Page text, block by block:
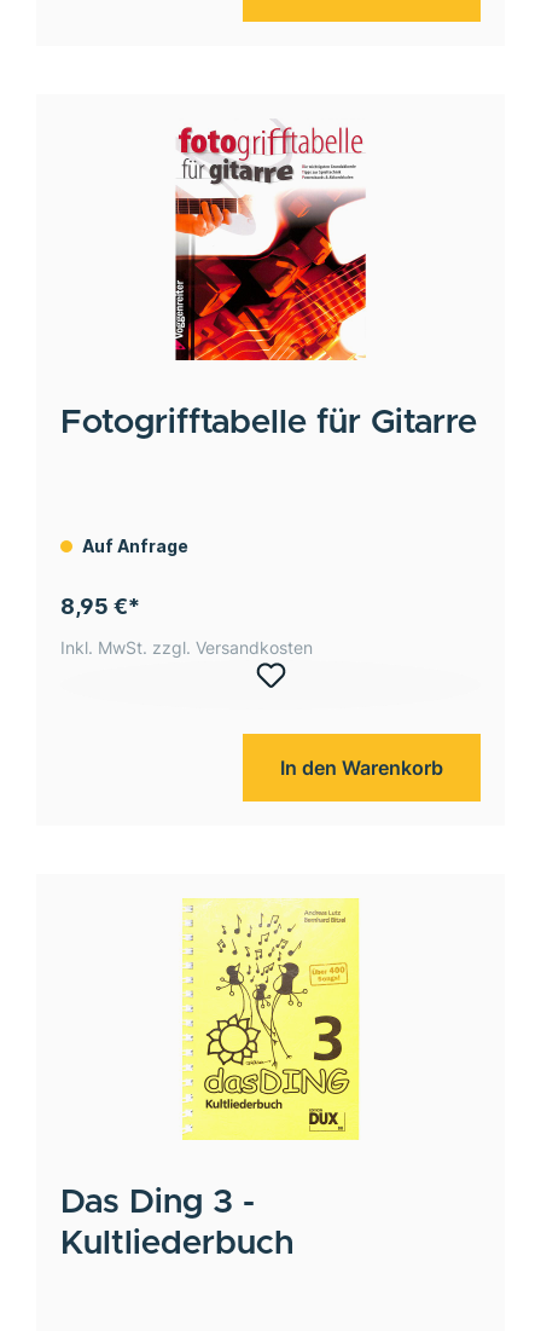
Fotogrifftabelle für Gitarre
Auf Anfrage
8,95 €*
Inkl. MwSt. zzgl. Versandkosten
In den Warenkorb
Das Ding 3 -
Kultliederbuch